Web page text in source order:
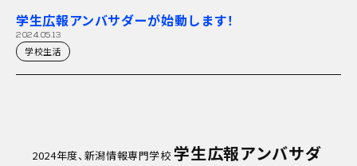
入学案内
オープンキャンパス
学生広報アンバサダーが始動します！
2024.05.13
学校生活
2024年度、新潟情報専門学校学生広報アンバサダ